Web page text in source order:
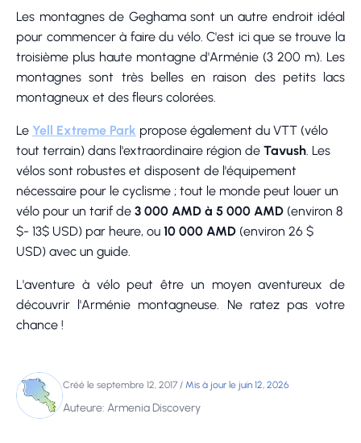
Les montagnes de Geghama sont un autre endroit idéal
pour commencer à faire du vélo. C'est ici que se trouve la
troisième plus haute montagne d'Arménie (3 200 m). Les
montagnes sont très belles en raison des petits lacs
montagneux et des fleurs colorées.
Le Yell Extreme Park propose également du VTT (vélo
tout terrain) dans l'extraordinaire région de Tavush. Les
vélos sont robustes et disposent de l'équipement
nécessaire pour le cyclisme ; tout le monde peut louer un
vélo pour un tarif de 3 000 AMD à 5 000 AMD (environ 8
$- 13$ USD) par heure, ou 10 000 AMD (environ 26 $
USD) avec un guide.
L'aventure à vélo peut être un moyen aventureux de
découvrir l'Arménie montagneuse. Ne ratez pas votre
chance !
Créé le septembre 12, 2017 / Mis à jour le juin 12, 2026
Auteure: Armenia Discovery